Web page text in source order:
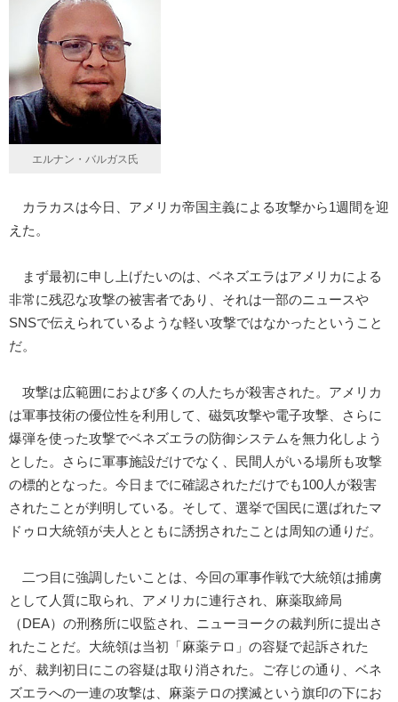
エルナン・バルガス氏
カラカスは今日、アメリカ帝国主義による攻撃から1週間を迎
えた。
まず最初に申し上げたいのは、ベネズエラはアメリカによる
非常に残忍な攻撃の被害者であり、それは一部のニュースや
SNSで伝えられているような軽い攻撃ではなかったということ
だ。
攻撃は広範囲におよび多くの人たちが殺害された。アメリカ
は軍事技術の優位性を利用して、磁気攻撃や電子攻撃、さらに
爆弾を使った攻撃でベネズエラの防御システムを無力化しよう
とした。さらに軍事施設だけでなく、民間人がいる場所も攻撃
の標的となった。今日までに確認されただけでも100人が殺害
されたことが判明している。そして、選挙で国民に選ばれたマ
ドゥロ大統領が夫人とともに誘拐されたことは周知の通りだ。
二つ目に強調したいことは、今回の軍事作戦で大統領は捕虜
として人質に取られ、アメリカに連行され、麻薬取締局
（DEA）の刑務所に収監され、ニューヨークの裁判所に提出さ
れたことだ。大統領は当初「麻薬テロ」の容疑で起訴された
が、裁判初日にこの容疑は取り消された。ご存じの通り、ベネ
ズエラへの一連の攻撃は、麻薬テロの撲滅という旗印の下にお